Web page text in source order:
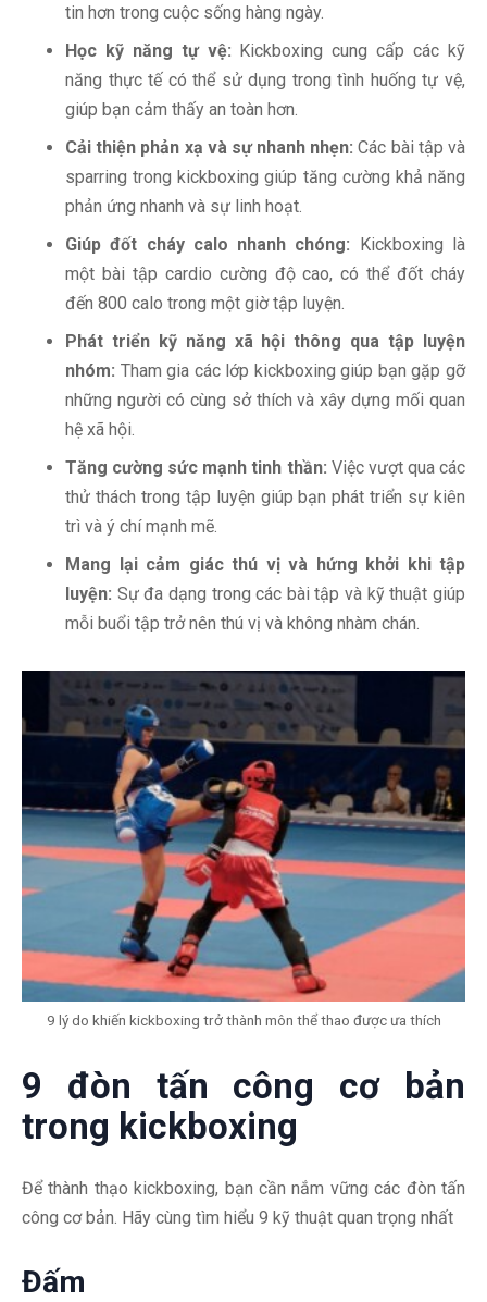
tin hơn trong cuộc sống hàng ngày.
Học kỹ năng tự vệ: Kickboxing cung cấp các kỹ
năng thực tế có thể sử dụng trong tình huống tự vệ,
giúp bạn cảm thấy an toàn hơn.
Cải thiện phản xạ và sự nhanh nhẹn: Các bài tập và
sparring trong kickboxing giúp tăng cường khả năng
phản ứng nhanh và sự linh hoạt.
Giúp đốt cháy calo nhanh chóng: Kickboxing là
một bài tập cardio cường độ cao, có thể đốt cháy
đến 800 calo trong một giờ tập luyện.
Phát triển kỹ năng xã hội thông qua tập luyện
nhóm: Tham gia các lớp kickboxing giúp bạn gặp gỡ
những người có cùng sở thích và xây dựng mối quan
hệ xã hội.
Tăng cường sức mạnh tinh thần: Việc vượt qua các
thử thách trong tập luyện giúp bạn phát triển sự kiên
trì và ý chí mạnh mẽ.
Mang lại cảm giác thú vị và hứng khởi khi tập
luyện: Sự đa dạng trong các bài tập và kỹ thuật giúp
mỗi buổi tập trở nên thú vị và không nhàm chán.
9 lý do khiến kickboxing trở thành môn thể thao được ưa thích
9 đòn tấn công cơ bản
trong kickboxing
Để thành thạo kickboxing, bạn cần nắm vững các đòn tấn
công cơ bản. Hãy cùng tìm hiểu 9 kỹ thuật quan trọng nhất
Đấm